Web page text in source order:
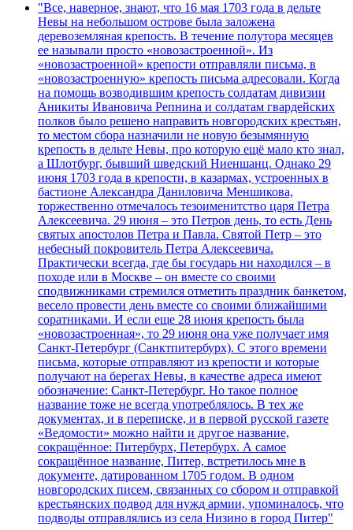
"Все, наверное, знают, что 16 мая 1703 года в дельте
Невы на небольшом острове была заложена
деревоземляная крепость. В течение полутора месяцев
ее называли просто «новозастроенной». Из
«новозастроенной» крепости отправляли письма, в
«новозастроенную» крепость письма адресовали. Когда
на помощь возводившим крепость солдатам дивизии
Аникиты Ивановича Репнина и солдатам гвардейских
полков было решено направить новгородских крестьян,
то местом сбора назначили не новую безымянную
крепость в дельте Невы, про которую ещё мало кто знал,
а Шлотбург, бывший шведский Ниеншанц. Однако 29
июня 1703 года в крепости, в казармах, устроенных в
бастионе Александра Даниловича Меншикова,
торжественно отмечалось тезоименитство царя Петра
Алексеевича. 29 июня – это Петров день, то есть День
святых апостолов Петра и Павла. Святой Петр – это
небесный покровитель Петра Алексеевича.
Практически всегда, где бы государь ни находился – в
походе или в Москве – он вместе со своими
сподвижниками стремился отметить праздник банкетом,
весело провести день вместе со своими ближайшими
соратниками. И если еще 28 июня крепость была
«новозастроенная», то 29 июня она уже получает имя
Санкт-Петербург (Санктпитербурх). С этого времени
письма, которые отправляют из крепости и которые
получают на берегах Невы, в качестве адреса имеют
обозначение: Санкт-Петербург. Но такое полное
название тоже не всегда употреблялось. В тех же
документах, и в переписке, и в первой русской газете
«Ведомости» можно найти и другое название,
сокращённое: Питербурх, Петербурх. А самое
сокращённое название, Питер, встретилось мне в
документе, датированном 1705 годом. В одном
новгородских писем, связанных со сбором и отправкой
крестьянских подвод для нужд армии, упоминалось, что
подводы отправлялись из села Низино в город Питер"